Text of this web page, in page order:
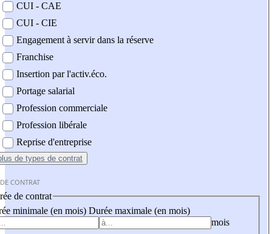
CUI - CAE
CUI - CIE
Engagement à servir dans la réserve
Franchise
Insertion par l'activ.éco.
Portage salarial
Profession commerciale
Profession libérale
Reprise d'entreprise
de types de contrat
CONTRAT
de contrat
minimale (en mois) Durée maximale (en mois)
mois